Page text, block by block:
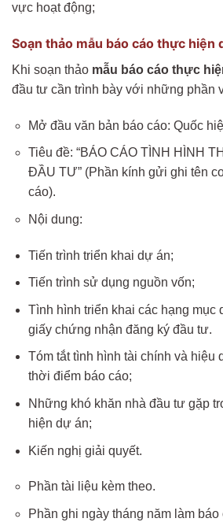
vực hoạt động;
Soạn thảo mẫu báo cáo thực hiện
Khi soạn thảo mẫu báo cáo thực
đầu tư cần trình bày với những phần
Mở đầu văn bản báo cáo: Quốc
Tiêu đề: “BÁO CÁO TÌNH HÌNH
ĐẦU TƯ” (Phần kính gửi ghi tên
cáo).
Nội dung:
Tiến trình triển khai dự án;
Tiến trình sử dụng nguồn vốn;
Tình hình triển khai các hạng mục
giấy chứng nhận đăng ký đầu tư.
Tóm tắt tình hình tài chính và hiệu
thời điểm báo cáo;
Những khó khăn nhà đầu tư gặp
hiện dự án;
Kiến nghị giải quyết.
Phần tài liệu kèm theo.
Phần ghi ngày tháng năm làm